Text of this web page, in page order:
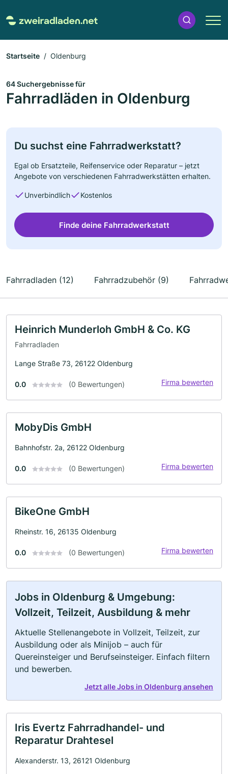
Startseite Oldenburg
64 Suchergebnisse für
Fahrradläden in Oldenburg
Du suchst eine Fahrradwerkstatt?
Egal ob Ersatzteile, Reifenservice oder Reparatur – jetzt
Angebote von verschiedenen Fahrradwerkstätten erhalten.
Unverbindlich Kostenlos
Finde deine Fahrradwerkstatt
Fahrradladen (12) Fahrradzubehör (9)
Heinrich Munderloh GmbH & Co. KG
Fahrradladen
Lange Straße 73, 26122 Oldenburg
0.0 (0 Bewertungen) Firma bewerten
MobyDis GmbH
Bahnhofstr. 2a, 26122 Oldenburg
0.0 (0 Bewertungen) Firma bewerten
BikeOne GmbH
Rheinstr. 16, 26135 Oldenburg
0.0 (0 Bewertungen) Firma bewerten
Jobs in Oldenburg & Umgebung:
Vollzeit, Teilzeit, Ausbildung & mehr
Aktuelle Stellenangebote in Vollzeit, Teilzeit, zur
Ausbildung oder als Minijob – auch für
Quereinsteiger und Berufseinsteiger. Einfach filtern
und bewerben.
Jetzt alle Jobs in Oldenburg ansehen
Iris Evertz Fahrradhandel- und
Reparatur Drahtesel
Alexanderstr. 13, 26121 Oldenburg